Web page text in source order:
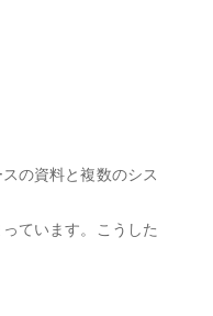
の資料と複数のシス
ています。こうした